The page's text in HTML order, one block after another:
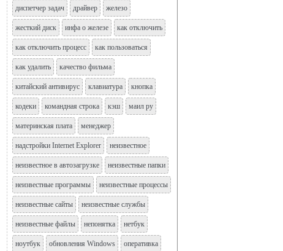
диспетчер задач драйвер железо
жесткий диск инфа о железе как отключить
как отключить процесс как пользоваться
как удалить качество фильма
китайский антивирус клавиатура кнопка
кодеки командная строка кэш маил ру
материнская плата менеджер
надстройки Internet Explorer неизвестное
неизвестное в автозагрузке неизвестные папки
неизвестные программы неизвестные процессы
неизвестные сайты неизвестные службы
неизвестные файлы непонятка нетбук
ноутбук обновления Windows оперативка